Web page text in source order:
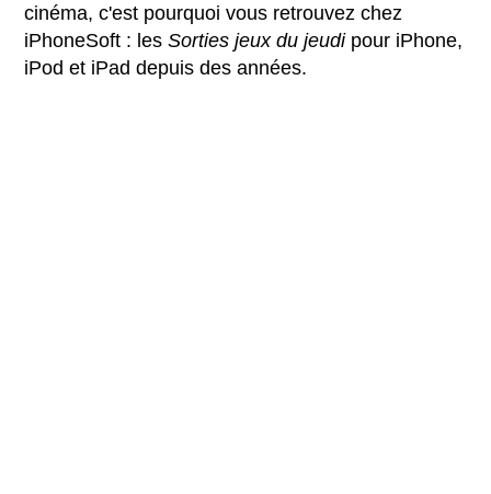
cinéma, c'est pourquoi vous retrouvez chez
iPhoneSoft : lesSorties jeux du jeudipour iPhone,
iPod et iPad depuis des années.